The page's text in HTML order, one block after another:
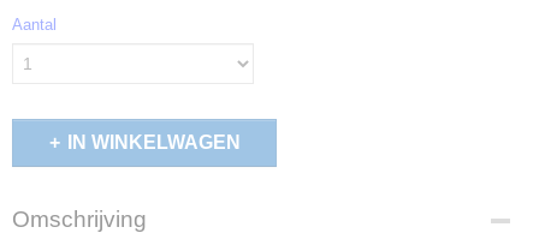
Aantal
IN WINKELWAGEN
Omschrijving